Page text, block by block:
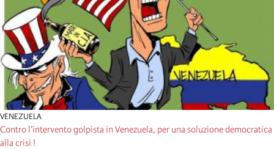
VENEZUELA
Contro l’intervento golpista in Venezuela, per una soluzione democratica
alla crisi !